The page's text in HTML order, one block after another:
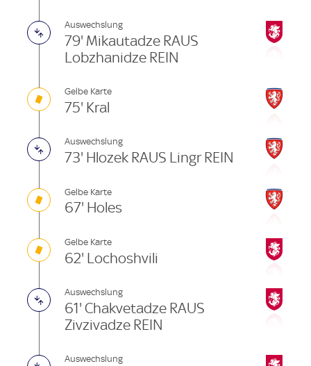
Auswechslung
79' Mikautadze RAUS
Lobzhanidze REIN
Gelbe Karte
75' Kral
Auswechslung
73' Hlozek RAUS Lingr REIN
Gelbe Karte
67' Holes
Gelbe Karte
62' Lochoshvili
Auswechslung
61' Chakvetadze RAUS
Zivzivadze REIN
Auswechslung